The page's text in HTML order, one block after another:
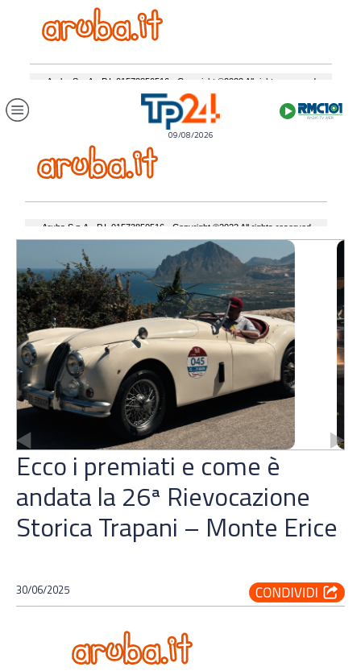
09/08/2026
Ecco i premiati e come è
andata la 26ª Rievocazione
Storica Trapani – Monte Erice
30/06/2025